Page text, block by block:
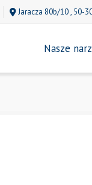
Jaracza 80b/10 , 50-
Nasze